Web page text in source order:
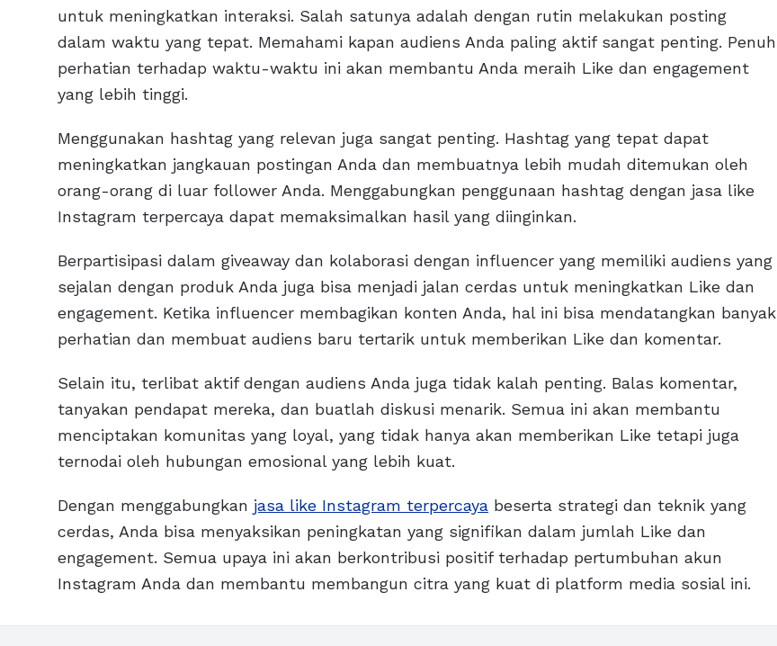
untuk meningkatkan interaksi. Salah satunya adalah dengan rutin melakukan posting
dalam waktu yang tepat. Memahami kapan audiens Anda paling aktif sangat penting. Penuh
perhatian terhadap waktu-waktu ini akan membantu Anda meraih Like dan engagement
yang lebih tinggi.
Menggunakan hashtag yang relevan juga sangat penting. Hashtag yang tepat dapat
meningkatkan jangkauan postingan Anda dan membuatnya lebih mudah ditemukan oleh
orang-orang di luar follower Anda. Menggabungkan penggunaan hashtag dengan jasa like
Instagram terpercaya dapat memaksimalkan hasil yang diinginkan.
Berpartisipasi dalam giveaway dan kolaborasi dengan influencer yang memiliki audiens yang
sejalan dengan produk Anda juga bisa menjadi jalan cerdas untuk meningkatkan Like dan
engagement. Ketika influencer membagikan konten Anda, hal ini bisa mendatangkan banyak
perhatian dan membuat audiens baru tertarik untuk memberikan Like dan komentar.
Selain itu, terlibat aktif dengan audiens Anda juga tidak kalah penting. Balas komentar,
tanyakan pendapat mereka, dan buatlah diskusi menarik. Semua ini akan membantu
menciptakan komunitas yang loyal, yang tidak hanya akan memberikan Like tetapi juga
ternodai oleh hubungan emosional yang lebih kuat.
Dengan menggabungkan jasa like Instagram terpercaya beserta strategi dan teknik yang
cerdas, Anda bisa menyaksikan peningkatan yang signifikan dalam jumlah Like dan
engagement. Semua upaya ini akan berkontribusi positif terhadap pertumbuhan akun
Instagram Anda dan membantu membangun citra yang kuat di platform media sosial ini.